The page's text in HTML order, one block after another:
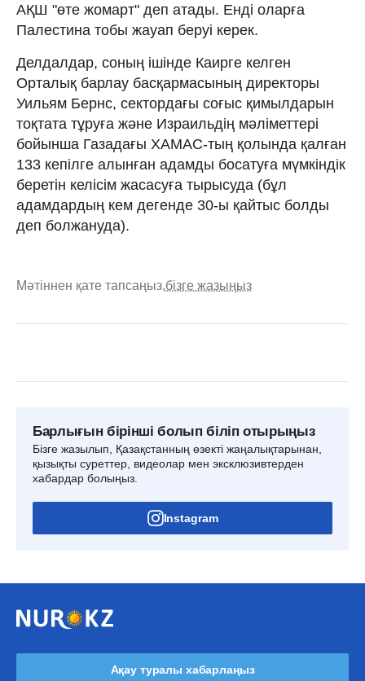
АҚШ "өте жомарт" деп атады. Енді оларға
Палестина тобы жауап беруі керек.
Делдалдар, соның ішінде Каирге келген
Орталық барлау басқармасының директоры
Уильям Бернс, сектордағы соғыс қимылдарын
тоқтата тұруға және Израильдің мәліметтері
бойынша Газадағы ХАМАС-тың қолында қалған
133 кепілге алынған адамды босатуға мүмкіндік
беретін келісім жасасуға тырысуда (бұл
адамдардың кем дегенде 30-ы қайтыс болды
деп болжануда).
Мәтіннен қате тапсаңыз,бізге жазыңыз
Барлығын бірінші болып біліп отырыңыз
Бізге жазылып, Қазақстанның өзекті жаңалықтарынан,
қызықты суреттер, видеолар мен эксклюзивтерден
хабардар болыңыз.
Instagram
Ақау туралы хабарлаңыз